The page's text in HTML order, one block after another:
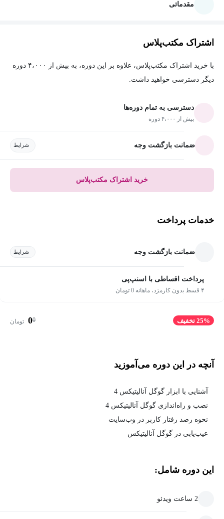
مقدماتی
اشتراک مکتب‌پلاس
با خرید اشتراک مکتب‌پلاس، علاوه بر این دوره، به بیش از ۴،۰۰۰ دوره
دیگر دسترسی خواهید داشت.
دسترسی به تمام دوره‌ها
بیش از ۴،۰۰۰ دوره
ضمانت بازگشت وجه شرایط
خرید اشتراک مکتب‌پلاس
خدمات پرداخت
ضمانت بازگشت وجه شرایط
پرداخت اقساطی با اسنپ‌پی
۴ قسط بدون کارمزد، ماهانه 0 تومان
25% تخفیف 0
0 تومان
آنچه در این دوره می‌آموزید
آشنایی با ابزار گوگل آنالیتیکس 4
نصب و راه‌اندازی گوگل آنالیتیکس 4
نحوه رصد رفتار کاربر در وب‌سایت
عیب‌یابی در گوگل آنالیتیکس
این دوره شامل:
2 ساعت ویدئو